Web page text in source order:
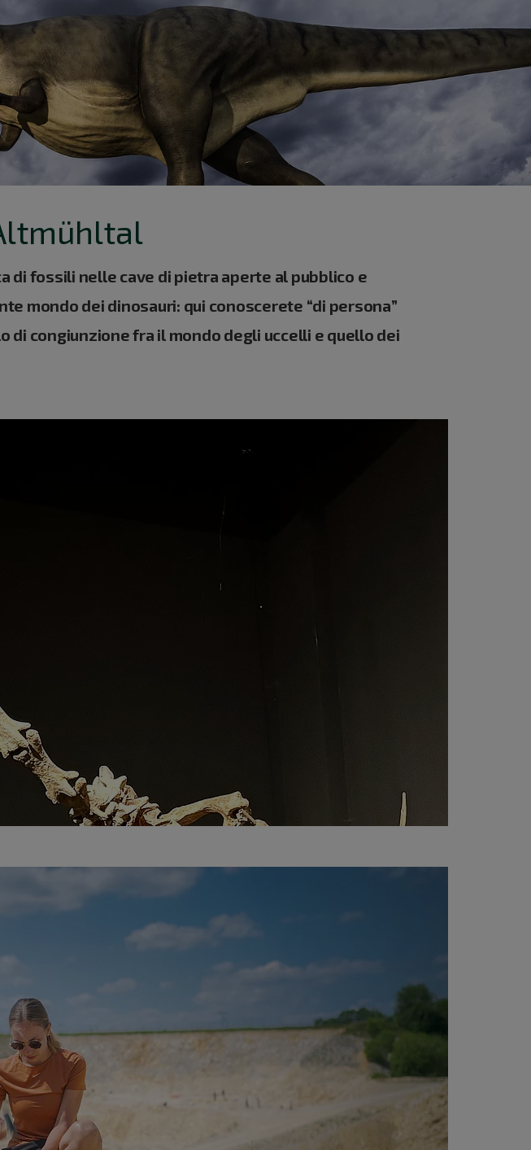
di fossili nelle cave di pietra aperte al pubblico e
mondo dei dinosauri: qui conoscerete “di persona”
congiunzione fra il mondo degli uccelli e quello dei